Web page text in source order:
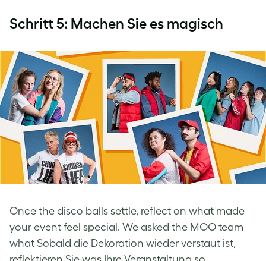
Schritt 5: Machen Sie es magisch
Once the disco balls settle, reflect on what made
your event feel special. We asked the MOO team
what Sobald die Dekoration wieder verstaut ist,